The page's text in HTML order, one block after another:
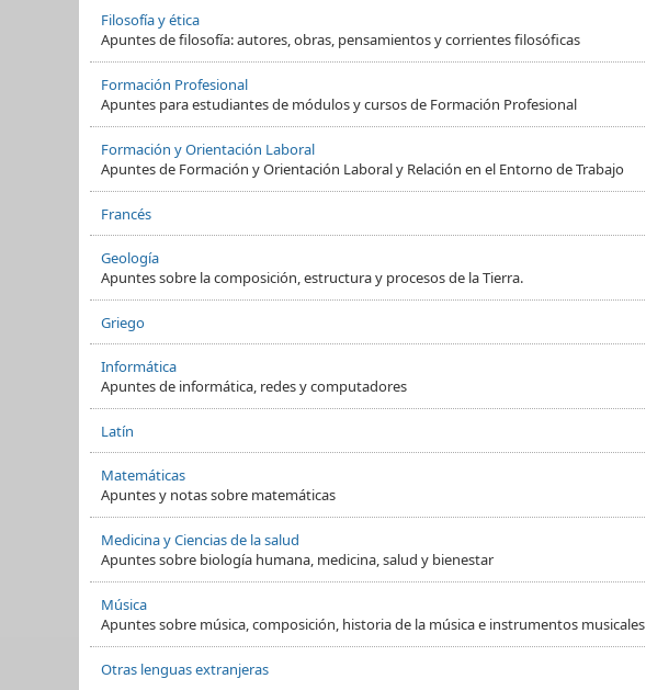
Filosofía y ética
Apuntes de filosofía: autores, obras, pensamientos y corrientes filosóficas
Formación Profesional
Apuntes para estudiantes de módulos y cursos de Formación Profesional
Formación y Orientación Laboral
Apuntes de Formación y Orientación Laboral y Relación en el Entorno de Trabajo
Francés
Geología
Apuntes sobre la composición, estructura y procesos de la Tierra.
Griego
Informática
Apuntes de informática, redes y computadores
Latín
Matemáticas
Apuntes y notas sobre matemáticas
Medicina y Ciencias de la salud
Apuntes sobre biología humana, medicina, salud y bienestar
Música
Apuntes sobre música, composición, historia de la música e instrumentos musicales
Otras lenguas extranjeras